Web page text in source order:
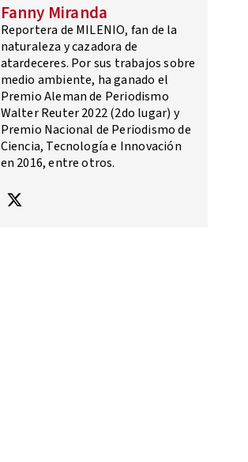
Fanny Miranda
Reportera de MILENIO, fan de la
naturaleza y cazadora de
atardeceres. Por sus trabajos sobre
medio ambiente, ha ganado el
Premio Aleman de Periodismo
Walter Reuter 2022 (2do lugar) y
Premio Nacional de Periodismo de
Ciencia, Tecnología e Innovación
en 2016, entre otros.